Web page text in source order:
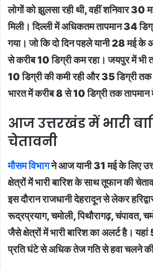
लोगों को झुलसा रही थी, वहीं शनिवार 30
मिली। दिल्ली में अधिकतम तापमान 34
गया। जो कि दो दिन पहले यानी 28 मई के
से करीब 10 डिग्री कम रहा। जयपुर में भी
10 डिग्री की कमी रही और 35 डिग्री तक
भारत में करीब 8 से 10 डिग्री तक तापमान
आज उत्तरखंड में भारी
चेतावनी
मौसम विभागने आज यानी 31 मई के लिए
क्षेत्रों में भारी बारिश के साथ तूफान की
इस दौरान राजधानी देहरादून से लेकर
रूद्रप्रयाग, चमोली, पिथौरागढ़, चंपावत,
जैसे क्षेत्रों में भारी बारिश का अलर्ट है।
प्रति घंटे से अधिक तेज गति से हवा चलने